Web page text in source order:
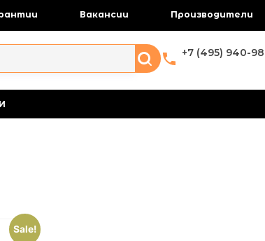
Вакансии Производители
+7 (495) 940-
Sale!